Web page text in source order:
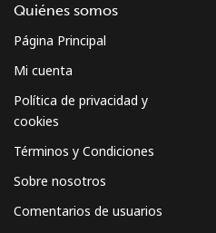
Quiénes somos
Página Principal
Mi cuenta
Política de privacidad y
cookies
Términos y Condiciones
Sobre nosotros
Comentarios de usuarios